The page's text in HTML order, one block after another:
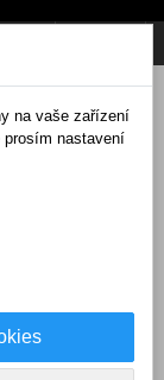
na vaše zařízení
prosím nastavení